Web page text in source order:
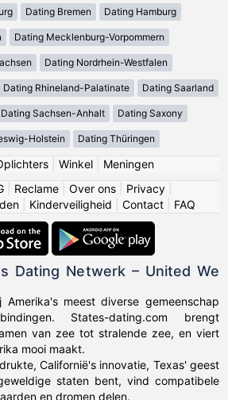
Dating Bremen Dating Hamburg
Dating Mecklenburg-Vorpommern
Dating Nordrhein-Westfalen
Dating Rhineland-Palatinate Dating Saarland
Dating Sachsen-Anhalt Dating Saxony
Holstein Dating Thüringen
| Winkel| Meningen
Reclame Over ons Privacy
Kinderveiligheid Contact FAQ
Dating Netwerk – United We
meest diverse gemeenschap
States-dating.com brengt
van zee tot stralende zee, en viert
mooi maakt.
Californië's innovatie, Texas' geest
staten bent, vind compatibele
en dromen delen.